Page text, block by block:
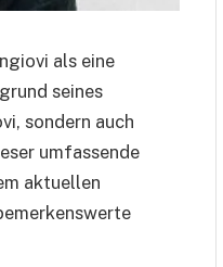
als eine
seines
sondern auch
umfassende
aktuellen